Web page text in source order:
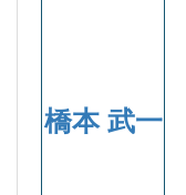
橋本 武一